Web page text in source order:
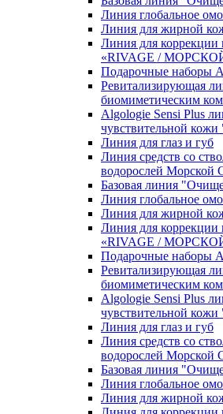
Линия глобальное
Линия для жирной
Линия для коррекции
«RIVAGE /
Подарочные наборы
Ревитализирующая
биомиметическим
Algologie Sensi Plus
чувcтвительной
Линия для глаз и губ
Линия средств со
водорослей Морской
Базовая линия
Линия глобальное
Линия для жирной
Линия для коррекции
«RIVAGE /
Подарочные наборы
Ревитализирующая
биомиметическим
Algologie Sensi Plus
чувcтвительной
Линия для глаз и губ
Линия средств со
водорослей Морской
Базовая линия
Линия глобальное
Линия для жирной